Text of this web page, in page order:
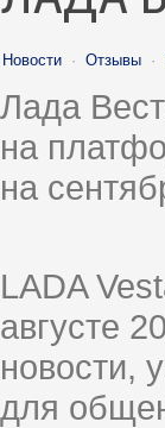
Новости · Отзывы ·
Лада
на
на
LADA
августе
новости,
для